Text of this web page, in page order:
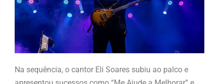
Na sequência, o cantor Eli Soares subiu ao palco e